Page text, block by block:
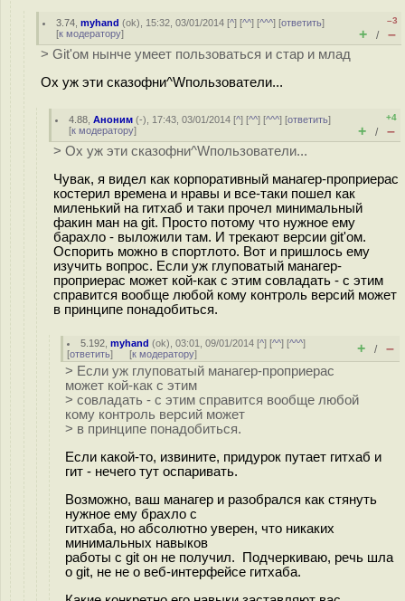
3.74 ,myhand (ok), 15:32, 03/01/2014 [^] [^^] [^^^] [ответить]
[к модератору]
–3
+ / –
> Git'ом нынче умеет пользоваться и стар и млад
Ох уж эти сказофни^Wпользователи...
4.88 ,Аноним (-), 17:43, 03/01/2014 [^] [^^] [^^^] [ответить]
[к модератору]
+4
+ / –
> Ох уж эти сказофни^Wпользователи...
Чувак, я видел как корпоративный манагер-проприерас
костерил времена и нравы и все-таки пошел как
миленький на гитхаб и таки прочел минимальный
факин ман на git. Просто потому что нужное ему
барахло - выложили там. И трекают версии git'ом.
Оспорить можно в спортлото. Вот и пришлось ему
изучить вопрос. Если уж глуповатый манагер-
проприерас может кой-как с этим совладать - с этим
справится вообще любой кому контроль версий может
в принципе понадобиться.
5.192 ,myhand (ok), 03:01, 09/01/2014 [^] [^^] [^^^]
[ответить] [к модератору] + / –
> Если уж глуповатый манагер-проприерас
может кой-как с этим
> совладать - с этим справится вообще любой
кому контроль версий может
> в принципе понадобиться.
Если какой-то, извините, придурок путает гитхаб и
гит - нечего тут оспаривать.
Возможно, ваш манагер и разобрался как стянуть
нужное ему брахло с
гитхаба, но абсолютно уверен, что никаких
минимальных навыков
работы с git он не получил. Подчеркиваю, речь шла
о git, не не о веб-интерфейсе гитхаба.